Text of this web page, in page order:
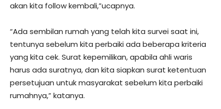
akan kita follow kembali,”ucapnya.
“Ada sembilan rumah yang telah kita survei saat ini,
tentunya sebelum kita perbaiki ada beberapa kriteria
yang kita cek. Surat kepemilikan, apabila ahli waris
harus ada suratnya, dan kita siapkan surat ketentuan
persetujuan untuk masyarakat sebelum kita perbaiki
rumahnya,” katanya.